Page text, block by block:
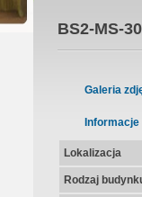
BS2-MS-
Galeria
Informacje
Lokalizacja
Rodzaj